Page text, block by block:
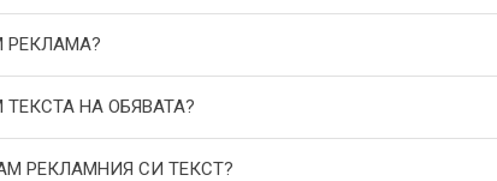
РЕКЛАМА?
НА ОБЯВАТА?
РЕКЛАМНИЯ СИ ТЕКСТ?